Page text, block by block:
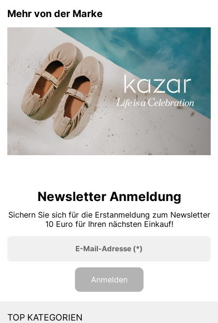
Mehr von der Marke
Newsletter Anmeldung
Sichern Sie sich für die Erstanmeldung zum Newsletter
10 Euro für Ihren nächsten Einkauf!
E-Mail-Adresse (*)
Anmelden
TOP KATEGORIEN